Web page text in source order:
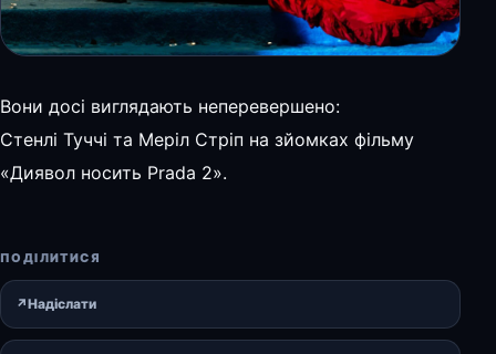
Вони досі виглядають неперевершено:
Стенлі Туччі та Меріл Стріп на зйомках фільму
«Диявол носить Prada 2».
ПОДІЛИТИСЯ
↗Надіслати